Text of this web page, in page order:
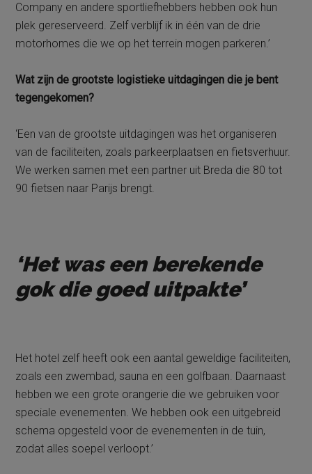
Company en andere sportliefhebbers hebben ook hun
plek gereserveerd. Zelf verblijf ik in één van de drie
motorhomes die we op het terrein mogen parkeren.’
Wat zijn de grootste logistieke uitdagingen die je bent
tegengekomen?
‘Een van de grootste uitdagingen was het organiseren
van de faciliteiten, zoals parkeerplaatsen en fietsverhuur.
We werken samen met een partner uit Breda die 80 tot
90 fietsen naar Parijs brengt.
‘Het was een berekende
gok die goed uitpakte’
Het hotel zelf heeft ook een aantal geweldige faciliteiten,
zoals een zwembad, sauna en een golfbaan. Daarnaast
hebben we een grote orangerie die we gebruiken voor
speciale evenementen. We hebben ook een uitgebreid
schema opgesteld voor de evenementen in de tuin,
zodat alles soepel verloopt.’